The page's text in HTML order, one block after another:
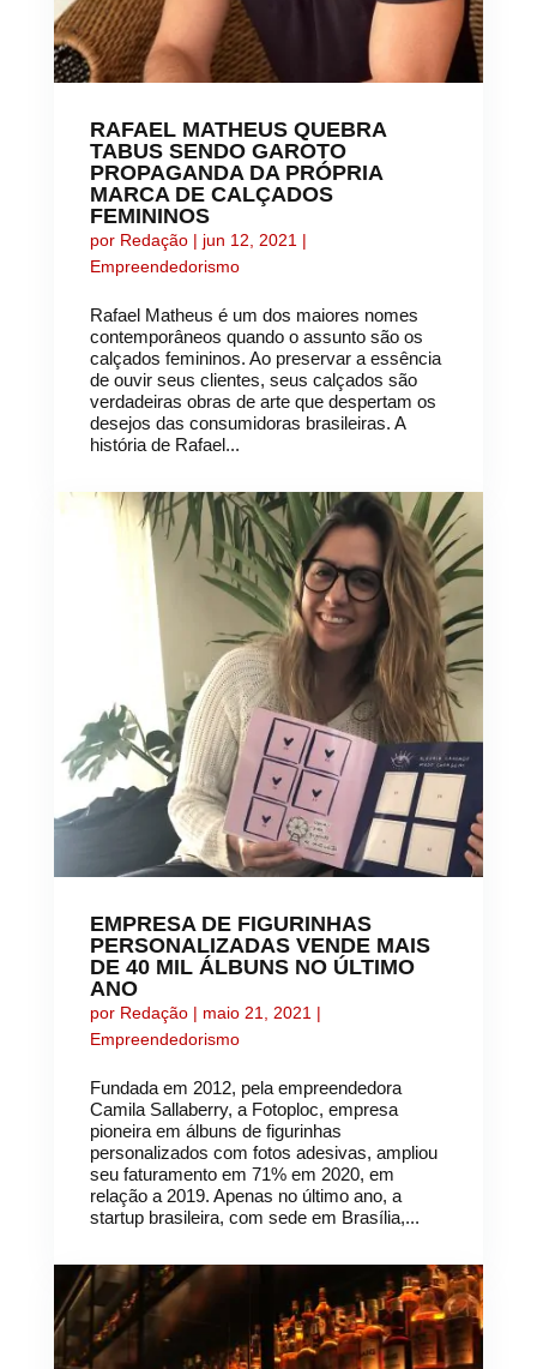
RAFAEL MATHEUS QUEBRA
TABUS SENDO GAROTO
PROPAGANDA DA PRÓPRIA
MARCA DE CALÇADOS
FEMININOS
por Redação| jun 12, 2021 |
Empreendedorismo
Rafael Matheus é um dos maiores nomes
contemporâneos quando o assunto são os
calçados femininos. Ao preservar a essência
de ouvir seus clientes, seus calçados são
verdadeiras obras de arte que despertam os
desejos das consumidoras brasileiras. A
história de Rafael...
EMPRESA DE FIGURINHAS
PERSONALIZADAS VENDE MAIS
DE 40 MIL ÁLBUNS NO ÚLTIMO
ANO
por Redação| maio 21, 2021 |
Empreendedorismo
Fundada em 2012, pela empreendedora
Camila Sallaberry, a Fotoploc, empresa
pioneira em álbuns de figurinhas
personalizados com fotos adesivas, ampliou
seu faturamento em 71% em 2020, em
relação a 2019. Apenas no último ano, a
startup brasileira, com sede em Brasília,...